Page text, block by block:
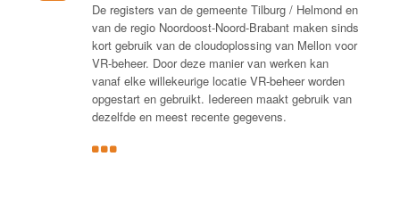
De registers van de gemeente Tilburg / Helmond en
van de regio Noordoost-Noord-Brabant maken sinds
kort gebruik van de cloudoplossing van Mellon voor
VR-beheer. Door deze manier van werken kan
vanaf elke willekeurige locatie VR-beheer worden
opgestart en gebruikt. Iedereen maakt gebruik van
dezelfde en meest recente gegevens.